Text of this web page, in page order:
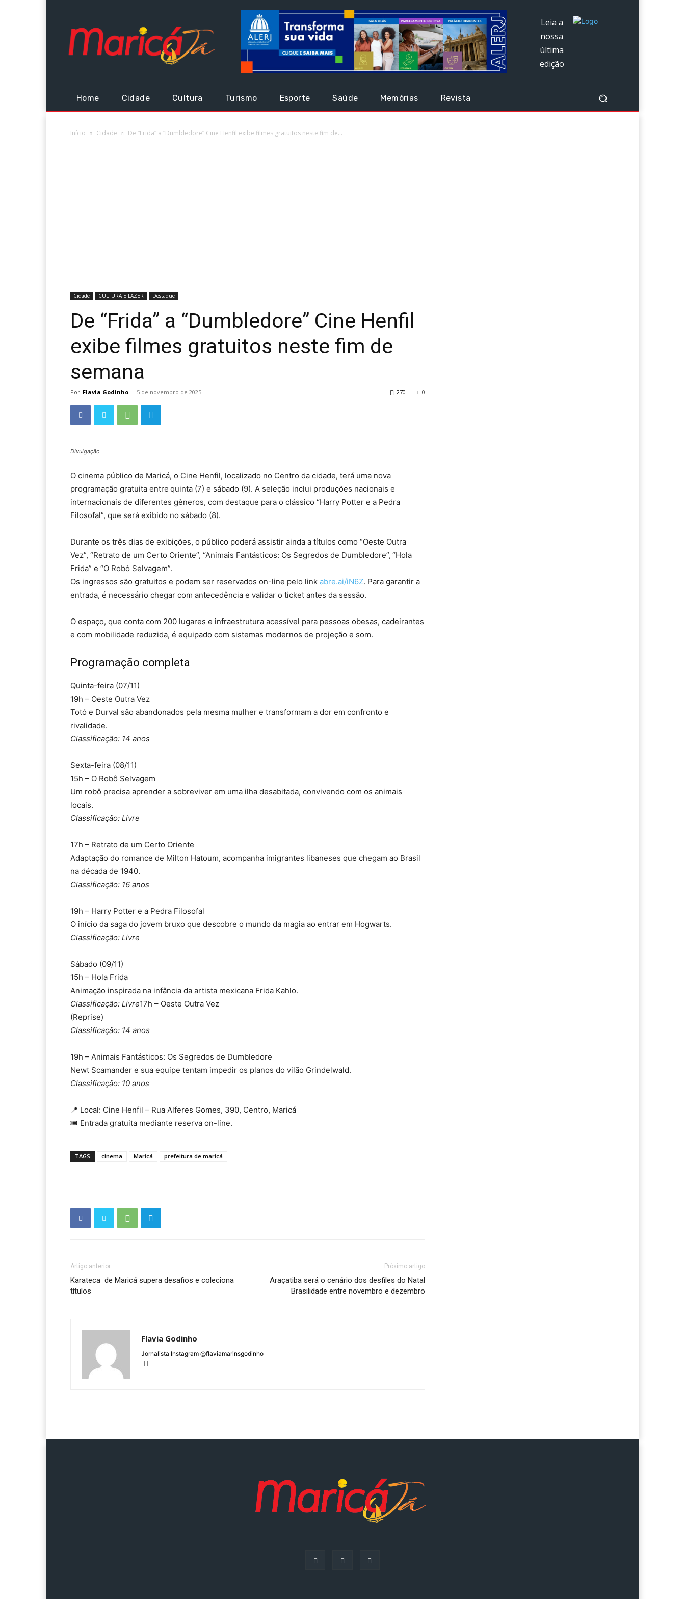
Leia a
nossa
última
edição
Home Cidade Cultura Turismo Esporte Saúde Memórias Revista
Início Cidade De “Frida” a “Dumbledore” Cine Henfil exibe filmes gratuitos neste fim de...
Cidade CULTURA E LAZER Destaque
De “Frida” a “Dumbledore” Cine Henfil
exibe filmes gratuitos neste fim de
semana
Por Flavia Godinho - 5 de novembro de 2025 0
270
Divulgação
O cinema público de Maricá, o Cine Henfil, localizado no Centro da cidade, terá uma nova
programação gratuita entre quinta (7) e sábado (9). A seleção inclui produções nacionais e
internacionais de diferentes gêneros, com destaque para o clássico “Harry Potter e a Pedra
Filosofal”, que será exibido no sábado (8).
Durante os três dias de exibições, o público poderá assistir ainda a títulos como “Oeste Outra
Vez”, “Retrato de um Certo Oriente”, “Animais Fantásticos: Os Segredos de Dumbledore”, “Hola
Frida” e “O Robô Selvagem”.
Os ingressos são gratuitos e podem ser reservados on-line pelo link abre.ai/iN6Z. Para garantir a
entrada, é necessário chegar com antecedência e validar o ticket antes da sessão.
O espaço, que conta com 200 lugares e infraestrutura acessível para pessoas obesas, cadeirantes
e com mobilidade reduzida, é equipado com sistemas modernos de projeção e som.
Programação completa
Quinta-feira (07/11)
19h – Oeste Outra Vez
Totó e Durval são abandonados pela mesma mulher e transformam a dor em confronto e
rivalidade.
Classificação: 14 anos
Sexta-feira (08/11)
15h – O Robô Selvagem
Um robô precisa aprender a sobreviver em uma ilha desabitada, convivendo com os animais
locais.
Classificação: Livre
17h – Retrato de um Certo Oriente
Adaptação do romance de Milton Hatoum, acompanha imigrantes libaneses que chegam ao Brasil
na década de 1940.
Classificação: 16 anos
19h – Harry Potter e a Pedra Filosofal
O início da saga do jovem bruxo que descobre o mundo da magia ao entrar em Hogwarts.
Classificação: Livre
Sábado (09/11)
15h – Hola Frida
Animação inspirada na infância da artista mexicana Frida Kahlo.
Classificação: Livre17h – Oeste Outra Vez
(Reprise)
Classificação: 14 anos
19h – Animais Fantásticos: Os Segredos de Dumbledore
Newt Scamander e sua equipe tentam impedir os planos do vilão Grindelwald.
Classificação: 10 anos
📍 Local: Cine Henfil – Rua Alferes Gomes, 390, Centro, Maricá
🎟️ Entrada gratuita mediante reserva on-line.
TAGS cinema Maricá prefeitura de maricá
Artigo anterior
Karateca de Maricá supera desafios e coleciona
títulos
Próximo artigo
Araçatiba será o cenário dos desfiles do Natal
Brasilidade entre novembro e dezembro
Flavia Godinho
Jornalista Instagram @flaviamarinsgodinho